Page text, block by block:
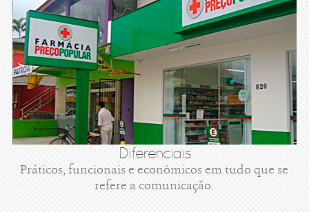
Diferenciais
Práticos, funcionais e econômicos em tudo que se
refere a comunicação.